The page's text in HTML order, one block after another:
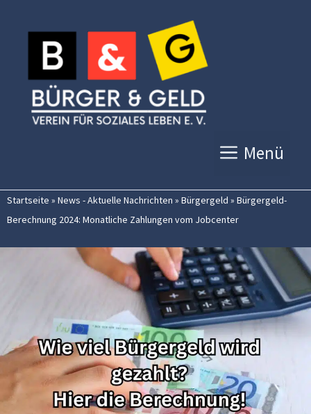
Inhalt
springen
Menü
Startseite » News - Aktuelle Nachrichten » Bürgergeld » Bürgergeld-
Berechnung 2024: Monatliche Zahlungen vom Jobcenter